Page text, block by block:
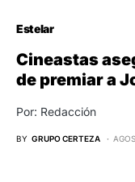
Estelar
Cineastas
de premiar a
Por: Redacción
BY GRUPO CERTEZA